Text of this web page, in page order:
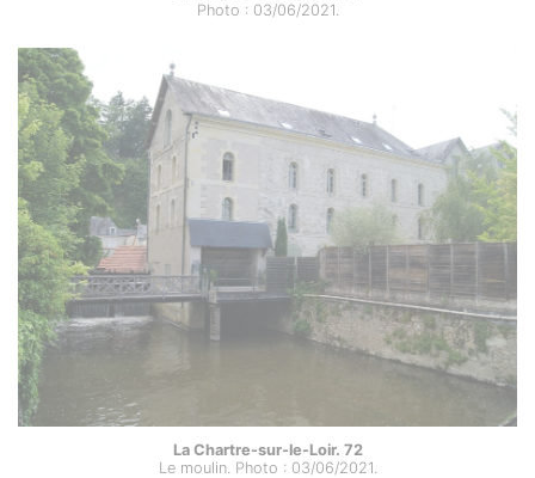
Photo : 03/06/2021.
La Chartre-sur-le-Loir. 72
Le moulin. Photo : 03/06/2021.